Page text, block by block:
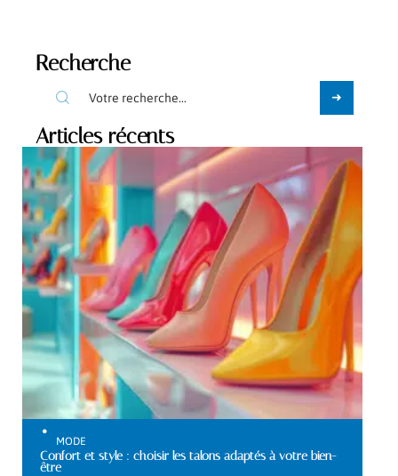
Recherche
Articles récents
MODE
Confort et style : choisir les talons adaptés à votre bien-
être